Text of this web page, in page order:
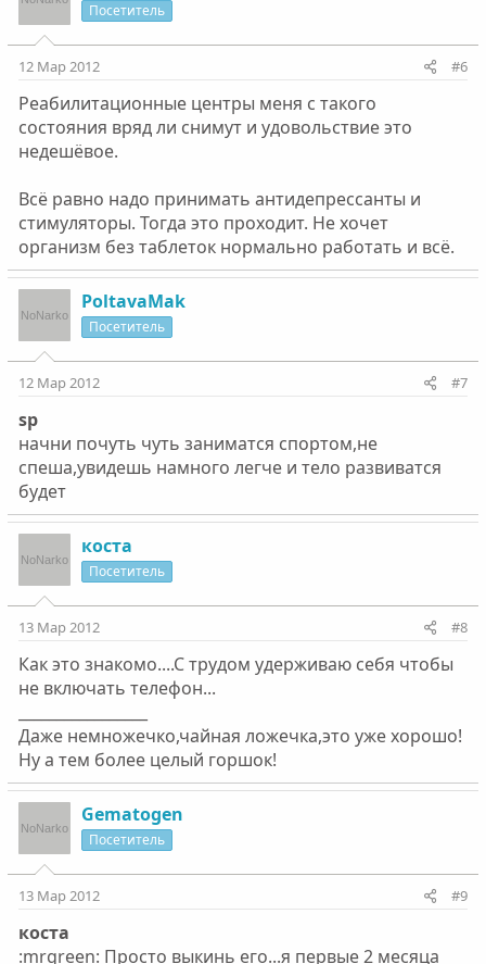
Посетитель
12 Мар 2012 #6
Реабилитационные центры меня с такого
состояния вряд ли снимут и удовольствие это
недешёвое.
Всё равно надо принимать антидепрессанты и
стимуляторы. Тогда это проходит. Не хочет
организм без таблеток нормально работать и всё.
PoltavaMak
Посетитель
12 Мар 2012 #7
sp
начни почуть чуть заниматся спортом,не
спеша,увидешь намного легче и тело развиватся
будет
коста
Посетитель
13 Мар 2012 #8
Как это знакомо....С трудом удерживаю себя чтобы
не включать телефон...
Даже немножечко,чайная ложечка,это уже хорошо!
Ну а тем более целый горшок!
Gematogen
Посетитель
13 Мар 2012 #9
коста
:mrgreen: Просто выкинь его...я первые 2 месяца